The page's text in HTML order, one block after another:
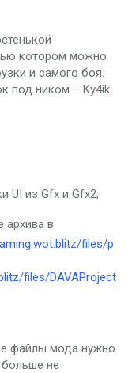
котором можно
и самого боя.
под ником – Ky4ik.
UI из Gfx и Gfx2;
архива в
files/p
files/DAVAProject
файлы мода нужно
больше не